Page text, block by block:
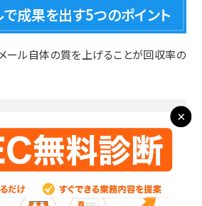
×
成果を出す5つのポイント
ール自体の質を上げることが回収率の
れなければ意味がありません。件名は
が残っています」という無難なものより、
っていた商品はまだあります」のように、